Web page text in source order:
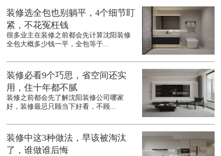
装修选全包也别躺平，4个细节盯
紧，不花冤枉钱
很多业主在装修之前都会先计算沈阳装修
全包大概多少钱一平，全包等于...
装修必看9个巧思，省空间还实
用，住十年都不腻
装修之前都会先了解沈阳装修公司哪家
好，装修最忌只顾当下好看，不顾...
装修中这3种做法，早该被淘汰
了，谁做谁后悔